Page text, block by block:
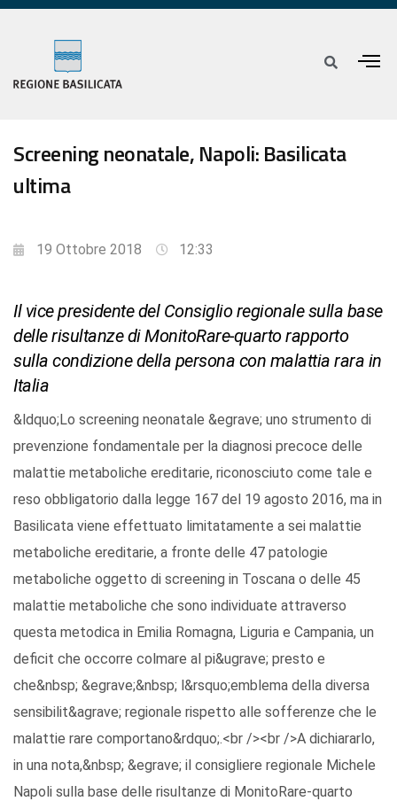
Screening neonatale, Napoli: Basilicata
ultima
19 Ottobre 2018 12:33
Il vice presidente del Consiglio regionale sulla base
delle risultanze di MonitoRare-quarto rapporto
sulla condizione della persona con malattia rara in
Italia
&ldquo;Lo screening neonatale &egrave; uno strumento di
prevenzione fondamentale per la diagnosi precoce delle
malattie metaboliche ereditarie, riconosciuto come tale e
reso obbligatorio dalla legge 167 del 19 agosto 2016, ma in
Basilicata viene effettuato limitatamente a sei malattie
metaboliche ereditarie, a fronte delle 47 patologie
metaboliche oggetto di screening in Toscana o delle 45
malattie metaboliche che sono individuate attraverso
questa metodica in Emilia Romagna, Liguria e Campania, un
deficit che occorre colmare al pi&ugrave; presto e
che&nbsp; &egrave;&nbsp; l&rsquo;emblema della diversa
sensibilit&agrave; regionale rispetto alle sofferenze che le
malattie rare comportano&rdquo;.<br /><br />A dichiararlo,
in una nota,&nbsp; &egrave; il consigliere regionale Michele
Napoli sulla base delle risultanze di MonitoRare-quarto